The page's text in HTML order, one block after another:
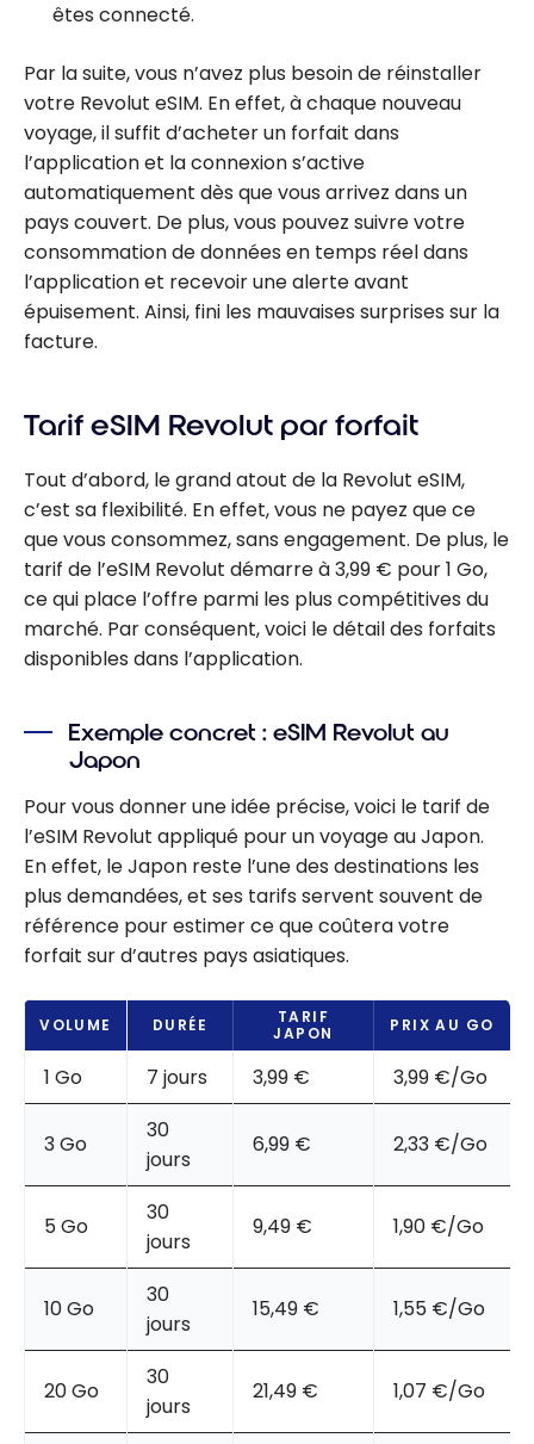
êtes connecté.
Par la suite, vous n’avez plus besoin de réinstaller
votre Revolut eSIM. En effet, à chaque nouveau
voyage, il suffit d’acheter un forfait dans
l’application et la connexion s’active
automatiquement dès que vous arrivez dans un
pays couvert. De plus, vous pouvez suivre votre
consommation de données en temps réel dans
l’application et recevoir une alerte avant
épuisement. Ainsi, fini les mauvaises surprises sur la
facture.
Tarif eSIM Revolut par forfait
Tout d’abord, le grand atout de la Revolut eSIM,
c’est sa flexibilité. En effet, vous ne payez que ce
que vous consommez, sans engagement. De plus, le
tarif de l’eSIM Revolut démarre à 3,99 € pour 1 Go,
ce qui place l’offre parmi les plus compétitives du
marché. Par conséquent, voici le détail des forfaits
disponibles dans l’application.
Exemple concret : eSIM Revolut au
Japon
Pour vous donner une idée précise, voici le tarif de
l’eSIM Revolut appliqué pour un voyage au Japon.
En effet, le Japon reste l’une des destinations les
plus demandées, et ses tarifs servent souvent de
référence pour estimer ce que coûtera votre
forfait sur d’autres pays asiatiques.
VOLUME DURÉE
TARIF
JAPON
PRIX AU GO
1 Go 7 jours 3,99 € 3,99 €/Go
3 Go
30
jours
6,99 € 2,33 €/Go
5 Go
30
jours
9,49 € 1,90 €/Go
10 Go
30
jours
15,49 € 1,55 €/Go
20 Go
30
jours
21,49 € 1,07 €/Go